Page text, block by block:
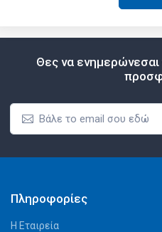
Θες να ενημερώνεσαι
Πληροφορίες
Η Εταιρεία